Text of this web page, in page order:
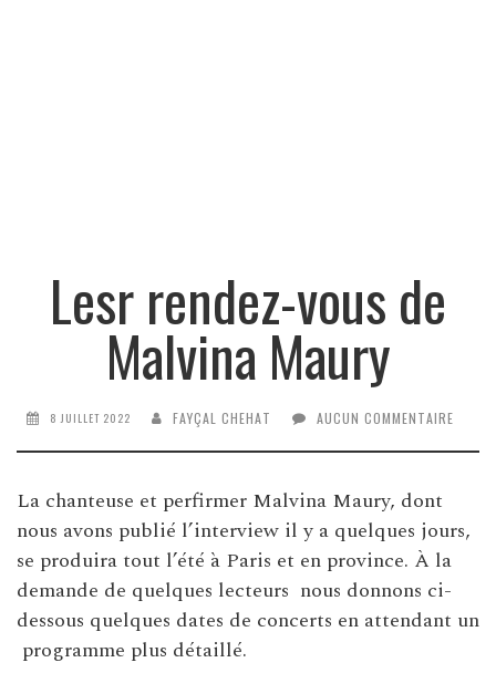
Lesr rendez-vous de
Malvina Maury
8 JUILLET 2022 FAYÇAL CHEHAT AUCUN COMMENTAIRE
La chanteuse et perfirmer Malvina Maury, dont
nous avons publié l’interview il y a quelques jours,
se produira tout l’été à Paris et en province. À la
demande de quelques lecteurs nous donnons ci-
dessous quelques dates de concerts en attendant un
programme plus détaillé.